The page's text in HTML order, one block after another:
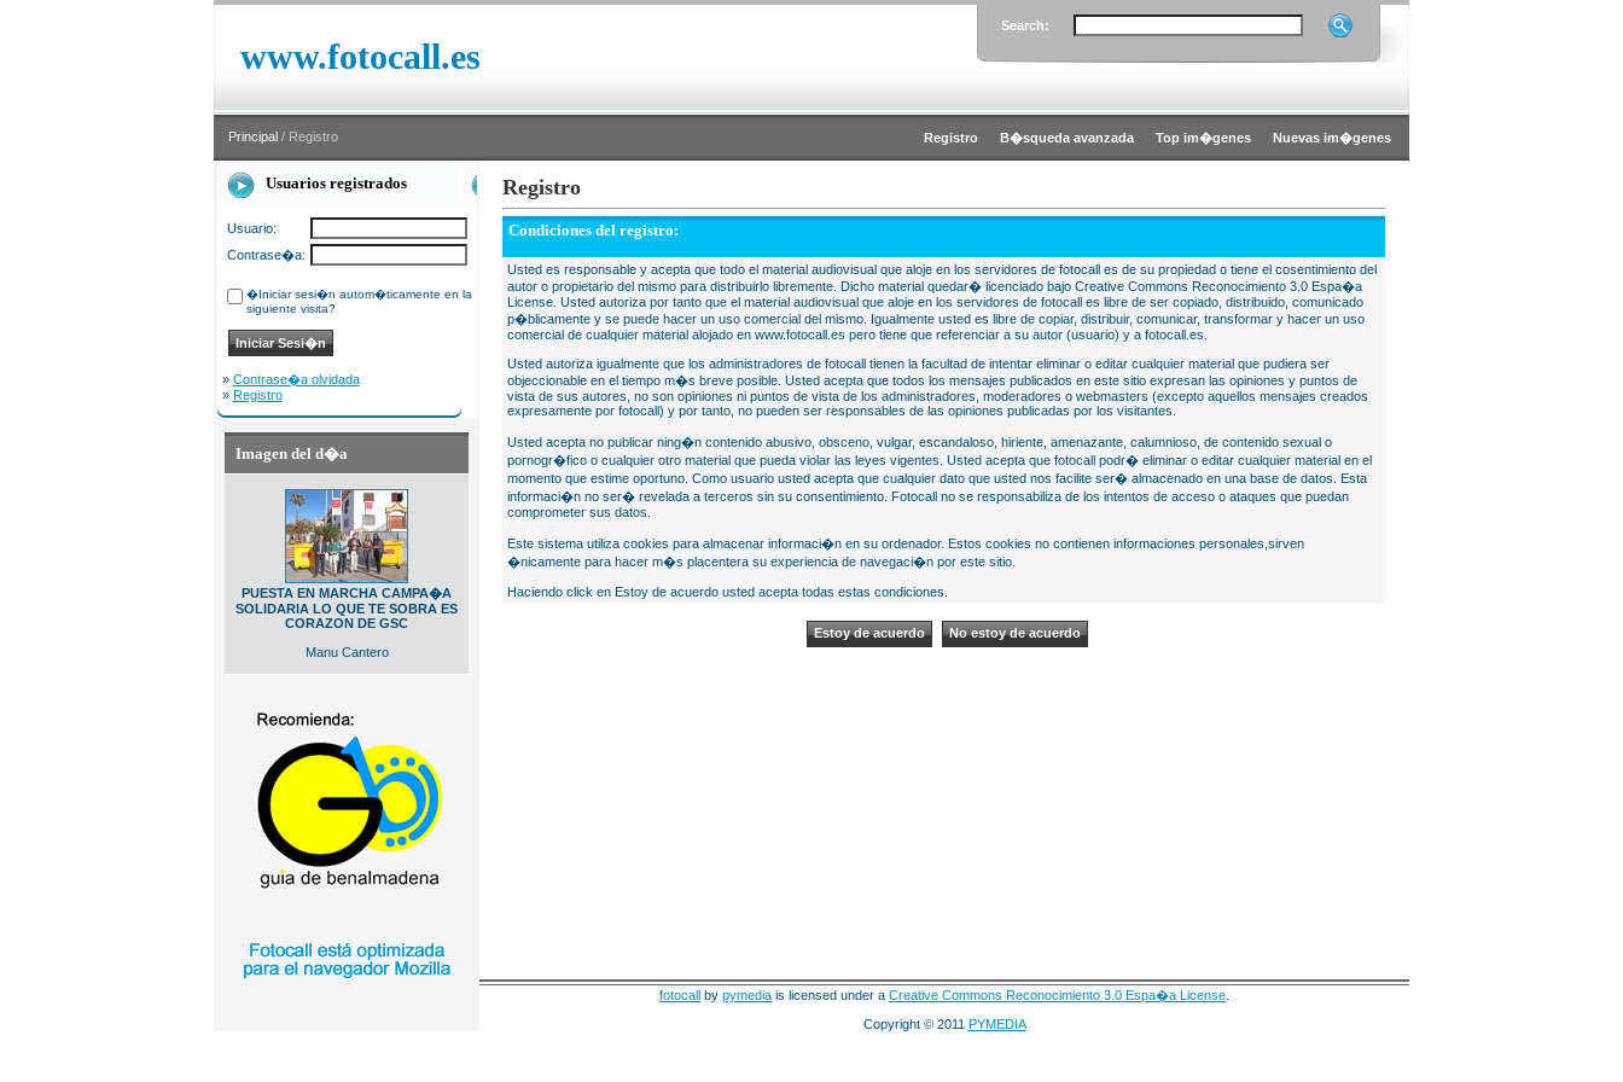
www.fotocall.es
Search:
Principal / Registro Registro B�squeda avanzada Top im�genes Nuevas im�genes
Usuarios registrados
Usuario:
Contrase�a:
�Iniciar sesi�n autom�ticamente en la
siguiente visita?
» Contrase�a olvidada
» Registro
Imagen del d�a
PUESTA EN MARCHA CAMPA�A
SOLIDARIA LO QUE TE SOBRA ES
CORAZON DE GSC
Manu Cantero
Registro
Condiciones del registro:
Usted es responsable y acepta que todo el material audiovisual que aloje en los servidores de fotocall es de su propiedad o tiene el cosentimiento del
autor o propietario del mismo para distribuirlo libremente. Dicho material quedar� licenciado bajo Creative Commons Reconocimiento 3.0 Espa�a
License. Usted autoriza por tanto que el material audiovisual que aloje en los servidores de fotocall es libre de ser copiado, distribuido, comunicado
p�blicamente y se puede hacer un uso comercial del mismo. Igualmente usted es libre de copiar, distribuir, comunicar, transformar y hacer un uso
comercial de cualquier material alojado en www.fotocall.es pero tiene que referenciar a su autor (usuario) y a fotocall.es.
Usted autoriza igualmente que los administradores de fotocall tienen la facultad de intentar eliminar o editar cualquier material que pudiera ser
objeccionable en el tiempo m�s breve posible. Usted acepta que todos los mensajes publicados en este sitio expresan las opiniones y puntos de
vista de sus autores, no son opiniones ni puntos de vista de los administradores, moderadores o webmasters (excepto aquellos mensajes creados
expresamente por fotocall) y por tanto, no pueden ser responsables de las opiniones publicadas por los visitantes.
Usted acepta no publicar ning�n contenido abusivo, obsceno, vulgar, escandaloso, hiriente, amenazante, calumnioso, de contenido sexual o
pornogr�fico o cualquier otro material que pueda violar las leyes vigentes. Usted acepta que fotocall podr� eliminar o editar cualquier material en el
momento que estime oportuno. Como usuario usted acepta que cualquier dato que usted nos facilite ser� almacenado en una base de datos. Esta
informaci�n no ser� revelada a terceros sin su consentimiento. Fotocall no se responsabiliza de los intentos de acceso o ataques que puedan
comprometer sus datos.
Este sistema utiliza cookies para almacenar informaci�n en su ordenador. Estos cookies no contienen informaciones personales,sirven
�nicamente para hacer m�s placentera su experiencia de navegaci�n por este sitio.
Haciendo click en Estoy de acuerdo usted acepta todas estas condiciones.
fotocall by pymedia is licensed under a Creative Commons Reconocimiento 3.0 Espa�a License
Copyright © 2011 PYMEDIA